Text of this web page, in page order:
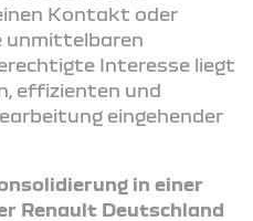
Kontakt oder
unmittelbaren
Interesse liegt
effizienten und
eingehender
in einer
Renault Deutschland